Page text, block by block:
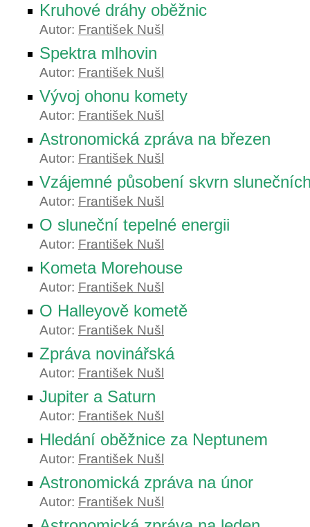
Kruhové dráhy oběžnic
Autor: František Nušl
Spektra mlhovin
Autor: František Nušl
Vývoj ohonu komety
Autor: František Nušl
Astronomická zpráva na březen
Autor: František Nušl
Vzájemné působení skvrn
Autor: František Nušl
O sluneční tepelné energii
Autor: František Nušl
Kometa Morehouse
Autor: František Nušl
O Halleyově kometě
Autor: František Nušl
Zpráva novinářská
Autor: František Nušl
Jupiter a Saturn
Autor: František Nušl
Hledání oběžnice za Neptunem
Autor: František Nušl
Astronomická zpráva na únor
Autor: František Nušl